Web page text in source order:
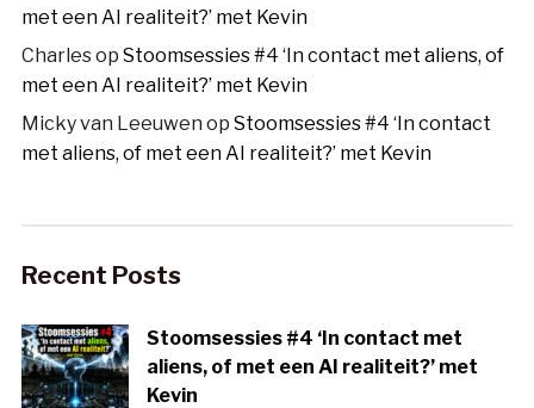
met een AI realiteit?’ met Kevin
Charlesop Stoomsessies #4 ‘In contact met aliens, of
met een AI realiteit?’ met Kevin
Micky van Leeuwen op Stoomsessies #4 ‘In contact
met aliens, of met een AI realiteit?’ met Kevin
Recent Posts
Stoomsessies #4 ‘In contact met
aliens, of met een AI realiteit?’ met
Kevin